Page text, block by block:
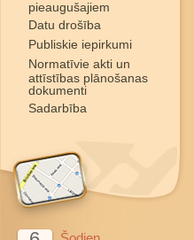
pieaugušajiem
Datu drošība
Publiskie iepirkumi
Normatīvie akti un
attīstības plānošanas
dokumenti
Sadarbība